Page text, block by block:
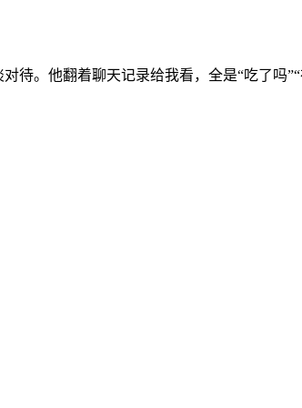
待。他翻着聊天记录给我看，全是“吃了吗